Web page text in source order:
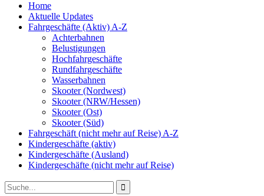
Home
Aktuelle Updates
Fahrgeschäfte (Aktiv) A-Z
Achterbahnen
Belustigungen
Hochfahrgeschäfte
Rundfahrgeschäfte
Wasserbahnen
Skooter (Nordwest)
Skooter (NRW/Hessen)
Skooter (Ost)
Skooter (Süd)
Fahrgeschäft (nicht mehr auf Reise) A-Z
Kindergeschäfte (aktiv)
Kindergeschäfte (Ausland)
Kindergeschäfte (nicht mehr auf Reise)